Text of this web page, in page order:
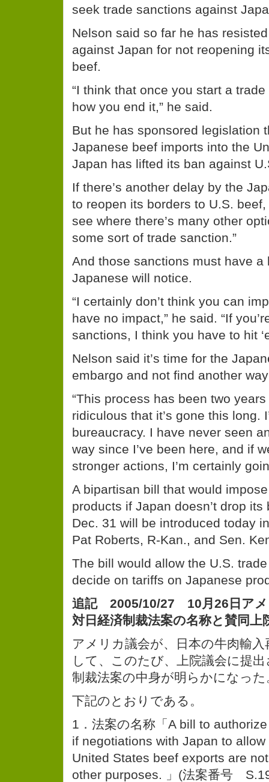
seek trade sanctions against
Nelson said so far he has
against Japan for not reopening
beef.
“I think that once you start a trade
how you end it,” he said.
But he has sponsored legislation
Japanese beef imports into the
Japan has lifted its ban against
If there’s another delay by the
to reopen its borders to U.S. beef,
see where there’s many other
some sort of trade sanction.”
And those sanctions must have a
Japanese will notice.
“I certainly don’t think you can
have no impact,” he said. “If
sanctions, I think you have to hit
Nelson said it’s time for the
embargo and not find another
“This process has been two years
ridiculous that it’s gone this long.
bureaucracy. I have never seen
way since I’ve been here, and if
stronger actions, I’m certainly
A bipartisan bill that would
products if Japan doesn’t drop
Dec. 31 will be introduced today
Pat Roberts, R-Kan., and Sen.
The bill would allow the U.S.
decide on tariffs on Japanese
追記 2005/10/27 10月26日アメ
対日経済制裁法案の名称と賛同上
アメリカ議会が、日本の牛肉輸
して、このたび、上院議会に提
制裁法案の中身が明らかになった
下記のとおりである。
1．法案の名称「A bill to
if negotiations with Japan to
United States beef exports are
other purposes. 」(法案番号